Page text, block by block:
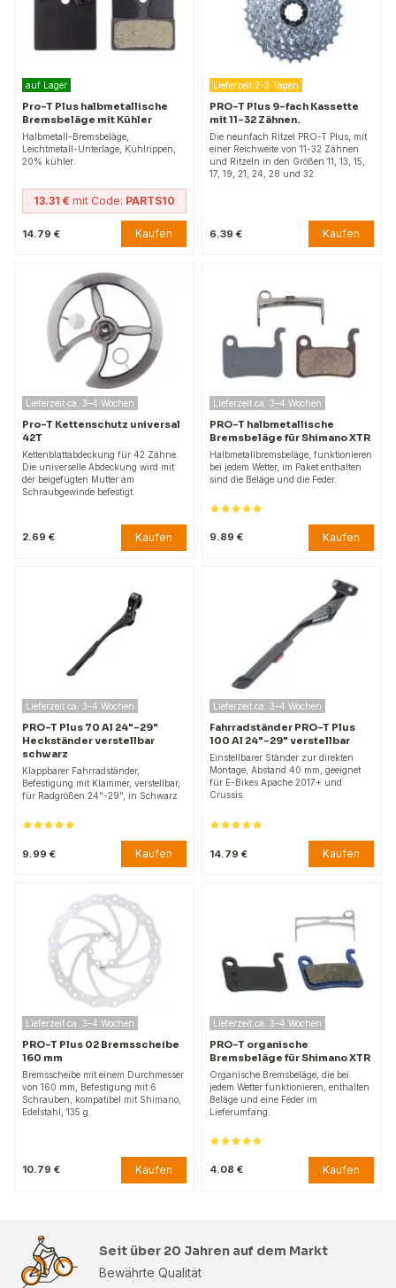
auf Lager
Pro-T Plus halbmetallische
Bremsbeläge mit Kühler
Halbmetall-Bremsbeläge,
Leichtmetall-Unterlage, Kühlrippen,
20% kühler.
13.31 € mit Code: PARTS10
14.79 € Kaufen
Lieferzeit 2-3 Tagen
PRO-T Plus 9-fach Kassette
mit 11-32 Zähnen.
Die neunfach Ritzel PRO-T Plus, mit
einer Reichweite von 11-32 Zähnen
und Ritzeln in den Größen 11, 13, 15,
17, 19, 21, 24, 28 und 32.
6.39 € Kaufen
Lieferzeit ca. 3–4 Wochen
Pro-T Kettenschutz universal
42T
Kettenblattabdeckung für 42 Zähne.
Die universelle Abdeckung wird mit
der beigefügten Mutter am
Schraubgewinde befestigt.
2.69 € Kaufen
Lieferzeit ca. 3–4 Wochen
PRO-T halbmetallische
Bremsbeläge für Shimano XTR
Halbmetallbremsbeläge, funktionieren
bei jedem Wetter, im Paket enthalten
sind die Beläge und die Feder.
9.89 € Kaufen
Lieferzeit ca. 3–4 Wochen
PRO-T Plus 70 Al 24"-29"
Heckständer verstellbar
schwarz
Klappbarer Fahrradständer,
Befestigung mit Klammer, verstellbar,
für Radgrößen 24"-29", in Schwarz.
9.99 € Kaufen
Lieferzeit ca. 3–4 Wochen
Fahrradständer PRO-T Plus
100 Al 24"-29" verstellbar
Einstellbarer Ständer zur direkten
Montage, Abstand 40 mm, geeignet
für E-Bikes Apache 2017+ und
Crussis.
14.79 € Kaufen
Lieferzeit ca. 3–4 Wochen
PRO-T Plus 02 Bremsscheibe
160 mm
Bremsscheibe mit einem Durchmesser
von 160 mm, Befestigung mit 6
Schrauben, kompatibel mit Shimano,
Edelstahl, 135 g.
10.79 € Kaufen
Lieferzeit ca. 3–4 Wochen
PRO-T organische
Bremsbeläge für Shimano XTR
Organische Bremsbeläge, die bei
jedem Wetter funktionieren, enthalten
Beläge und eine Feder im
Lieferumfang.
4.08 € Kaufen
Seit über 20 Jahren auf dem Markt
Bewährte Qualität